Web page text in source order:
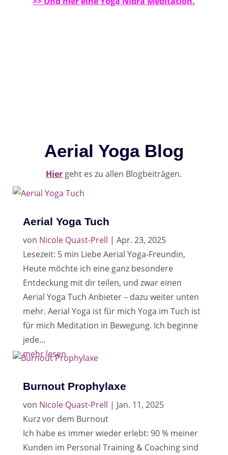
Aerial Yoga Blog
Hier geht es zu allen Blogbeiträgen.
Aerial Yoga Tuch
von Nicole Quast-Prell | Apr. 23, 2025
Lesezeit: 5 min Liebe Aerial Yoga-Freundin,
Heute möchte ich eine ganz besondere
Entdeckung mit dir teilen, und zwar einen
Aerial Yoga Tuch Anbieter – dazu weiter unten
mehr. Aerial Yoga ist für mich Yoga im Tuch ist
für mich Meditation in Bewegung. Ich beginne
jede...
mehr lesen
Burnout Prophylaxe
von Nicole Quast-Prell | Jan. 11, 2025
Kurz vor dem Burnout
Ich habe es immer wieder erlebt: 90 % meiner
Kunden im Personal Training & Coaching sind